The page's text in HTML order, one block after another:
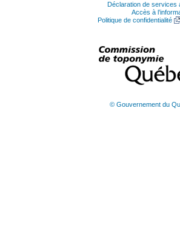
Déclaration de services
Accès à
Politique de confidentialité
© Gouvernement du